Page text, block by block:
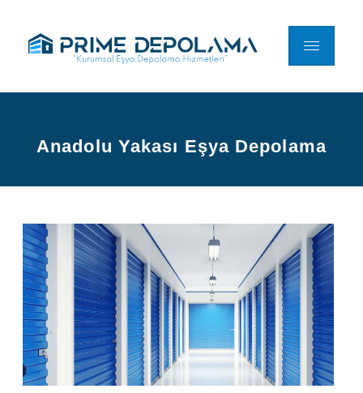
Anadolu Yakası Eşya Depolama